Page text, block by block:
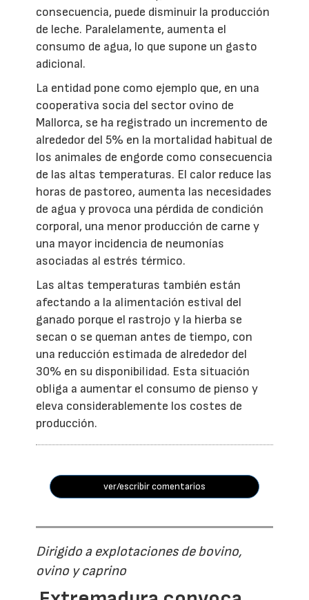
consecuencia, puede disminuir la producción
de leche. Paralelamente, aumenta el
consumo de agua, lo que supone un gasto
adicional.
La entidad pone como ejemplo que, en una
cooperativa socia del sector ovino de
Mallorca, se ha registrado un incremento de
alrededor del 5% en la mortalidad habitual de
los animales de engorde como consecuencia
de las altas temperaturas. El calor reduce las
horas de pastoreo, aumenta las necesidades
de agua y provoca una pérdida de condición
corporal, una menor producción de carne y
una mayor incidencia de neumonías
asociadas al estrés térmico.
Las altas temperaturas también están
afectando a la alimentación estival del
ganado porque el rastrojo y la hierba se
secan o se queman antes de tiempo, con
una reducción estimada de alrededor del
30% en su disponibilidad. Esta situación
obliga a aumentar el consumo de pienso y
eleva considerablemente los costes de
producción.
ver/escribir comentarios
Dirigido a explotaciones de bovino,
ovino y caprino